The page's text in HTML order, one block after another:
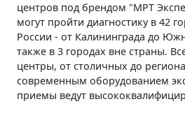
центров под брендом "МРТ
могут пройти диагностику в 42
России - от Калининграда до
также в 3 городах вне страны.
центры, от столичных до
современным оборудованием
приемы ведут